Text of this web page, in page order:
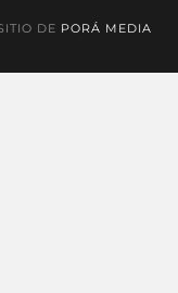
DE PORÁ MEDIA